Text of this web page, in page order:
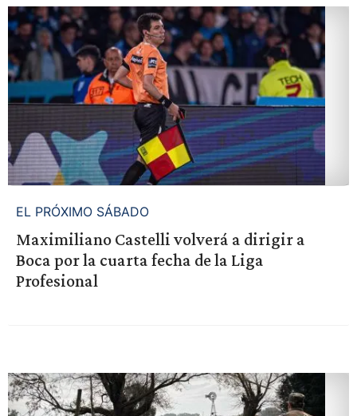
EL PRÓXIMO SÁBADO
Maximiliano Castelli volverá a dirigir a
Boca por la cuarta fecha de la Liga
Profesional